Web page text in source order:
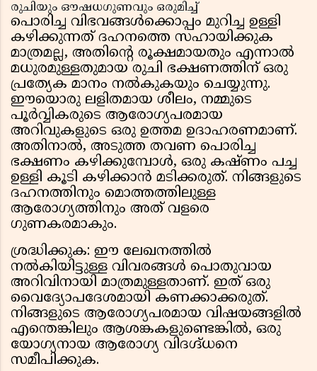
രുചിയും ഔഷധഗുണവും ഒരുമിച്ച്
പൊരിച്ച വിഭവങ്ങൾക്കൊപ്പം മുറിച്ച ഉള്ളി
കഴിക്കുന്നത് ദഹനത്തെ സഹായിക്കുക
മാത്രമല്ല, അതിൻ്റെ രൂക്ഷമായതും എന്നാൽ
മധുരമുള്ളതുമായ രുചി ഭക്ഷണത്തിന് ഒരു
പ്രത്യേക മാനം നൽകുകയും ചെയ്യുന്നു.
ഈയൊരു ലളിതമായ ശീലം, നമ്മുടെ
പൂർവ്വികരുടെ ആരോഗ്യപരമായ
അറിവുകളുടെ ഒരു ഉത്തമ ഉദാഹരണമാണ്.
അതിനാൽ, അടുത്ത തവണ പൊരിച്ച
ഭക്ഷണം കഴിക്കുമ്പോൾ, ഒരു കഷ്ണം പച്ച
ഉള്ളി കൂടി കഴിക്കാൻ മടിക്കരുത്. നിങ്ങളുടെ
ദഹനത്തിനും മൊത്തത്തിലുള്ള
ആരോഗ്യത്തിനും അത് വളരെ
ഗുണകരമാകും.
ശ്രദ്ധിക്കുക: ഈ ലേഖനത്തിൽ
നൽകിയിട്ടുള്ള വിവരങ്ങൾ പൊതുവായ
അറിവിനായി മാത്രമുള്ളതാണ്. ഇത് ഒരു
വൈദ്യോപദേശമായി കണക്കാക്കരുത്.
നിങ്ങളുടെ ആരോഗ്യപരമായ വിഷയങ്ങളിൽ
എന്തെങ്കിലും ആശങ്കകളുണ്ടെങ്കിൽ, ഒരു
യോഗ്യനായ ആരോഗ്യ വിദഗ്ദ്ധനെ
സമീപിക്കുക.